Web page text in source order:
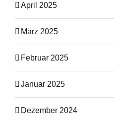
April 2025
März 2025
Februar 2025
Januar 2025
Dezember 2024